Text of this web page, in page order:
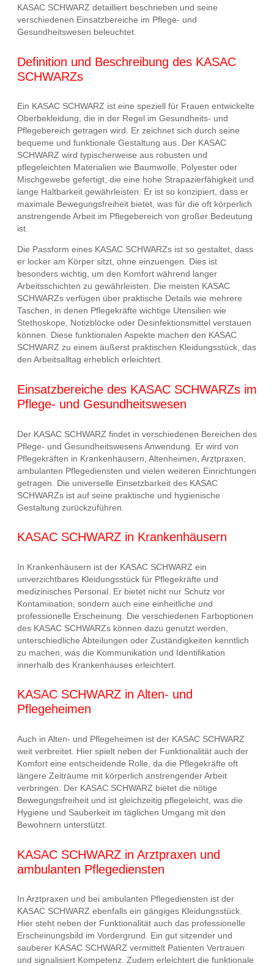
KASAC SCHWARZ detailliert beschrieben und seine
verschiedenen Einsatzbereiche im Pflege- und
Gesundheitswesen beleuchtet.
Definition und Beschreibung des KASAC
SCHWARZs
Ein KASAC SCHWARZ ist eine speziell für Frauen entwickelte
Oberbekleidung, die in der Regel im Gesundheits- und
Pflegebereich getragen wird. Er zeichnet sich durch seine
bequeme und funktionale Gestaltung aus. Der KASAC
SCHWARZ wird typischerweise aus robusten und
pflegeleichten Materialien wie Baumwolle, Polyester oder
Mischgewebe gefertigt, die eine hohe Strapazierfähigkeit und
lange Haltbarkeit gewährleisten. Er ist so konzipiert, dass er
maximale Bewegungsfreiheit bietet, was für die oft körperlich
anstrengende Arbeit im Pflegebereich von großer Bedeutung
ist.
Die Passform eines KASAC SCHWARZs ist so gestaltet, dass
er locker am Körper sitzt, ohne einzuengen. Dies ist
besonders wichtig, um den Komfort während langer
Arbeitsschichten zu gewährleisten. Die meisten KASAC
SCHWARZs verfügen über praktische Details wie mehrere
Taschen, in denen Pflegekräfte wichtige Utensilien wie
Stethoskope, Notizblöcke oder Desinfektionsmittel verstauen
können. Diese funktionalen Aspekte machen den KASAC
SCHWARZ zu einem äußerst praktischen Kleidungsstück, das
den Arbeitsalltag erheblich erleichtert.
Einsatzbereiche des KASAC SCHWARZs im
Pflege- und Gesundheitswesen
Der KASAC SCHWARZ findet in verschiedenen Bereichen des
Pflege- und Gesundheitswesens Anwendung. Er wird von
Pflegekräften in Krankenhäusern, Altenheimen, Arztpraxen,
ambulanten Pflegediensten und vielen weiteren Einrichtungen
getragen. Die universelle Einsetzbarkeit des KASAC
SCHWARZs ist auf seine praktische und hygienische
Gestaltung zurückzuführen.
KASAC SCHWARZ in Krankenhäusern
In Krankenhäusern ist der KASAC SCHWARZ ein
unverzichtbares Kleidungsstück für Pflegekräfte und
medizinisches Personal. Er bietet nicht nur Schutz vor
Kontamination, sondern auch eine einheitliche und
professionelle Erscheinung. Die verschiedenen Farboptionen
des KASAC SCHWARZs können dazu genutzt werden,
unterschiedliche Abteilungen oder Zuständigkeiten kenntlich
zu machen, was die Kommunikation und Identifikation
innerhalb des Krankenhauses erleichtert.
KASAC SCHWARZ in Alten- und
Pflegeheimen
Auch in Alten- und Pflegeheimen ist der KASAC SCHWARZ
weit verbreitet. Hier spielt neben der Funktionalität auch der
Komfort eine entscheidende Rolle, da die Pflegekräfte oft
längere Zeiträume mit körperlich anstrengender Arbeit
verbringen. Der KASAC SCHWARZ bietet die nötige
Bewegungsfreiheit und ist gleichzeitig pflegeleicht, was die
Hygiene und Sauberkeit im täglichen Umgang mit den
Bewohnern unterstützt.
KASAC SCHWARZ in Arztpraxen und
ambulanten Pflegediensten
In Arztpraxen und bei ambulanten Pflegediensten ist der
KASAC SCHWARZ ebenfalls ein gängiges Kleidungsstück.
Hier steht neben der Funktionalität auch das professionelle
Erscheinungsbild im Vordergrund. Ein gut sitzender und
sauberer KASAC SCHWARZ vermittelt Patienten Vertrauen
und signalisiert Kompetenz. Zudem erleichtert die funktionale